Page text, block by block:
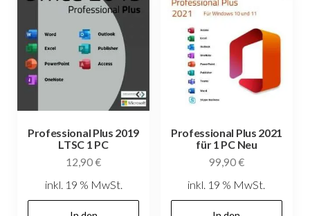
Professional Plus 2019
LTSC 1 PC
12,90€
inkl. 19 % MwSt.
Professional Plus 2021
für 1 PC Neu
99,90€
inkl. 19 % MwSt.